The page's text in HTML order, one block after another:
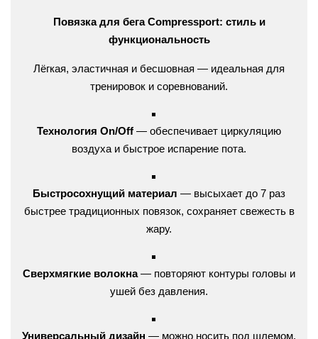
Повязка для бега Compressport: стиль и
функциональность
Лёгкая, эластичная и бесшовная — идеальная для
тренировок и соревнований.
Технология On/Off — обеспечивает циркуляцию
воздуха и быстрое испарение пота.
Быстросохнущий материал — высыхает до 7 раз
быстрее традиционных повязок, сохраняет свежесть в
жару.
Сверхмягкие волокна— повторяют контуры головы и
ушей без давления.
Универсальный дизайн — можно носить под шлемом,